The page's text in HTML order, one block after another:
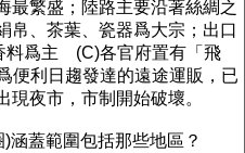
最繁盛；陸路主要沿著絲綢之
、茶葉、瓷器爲大宗；出口
料爲主 (C)各官府置有「飛
利日趨發達的遠途運販，已
夜市，市制開始破壞。
涵蓋範圍包括那些地區？